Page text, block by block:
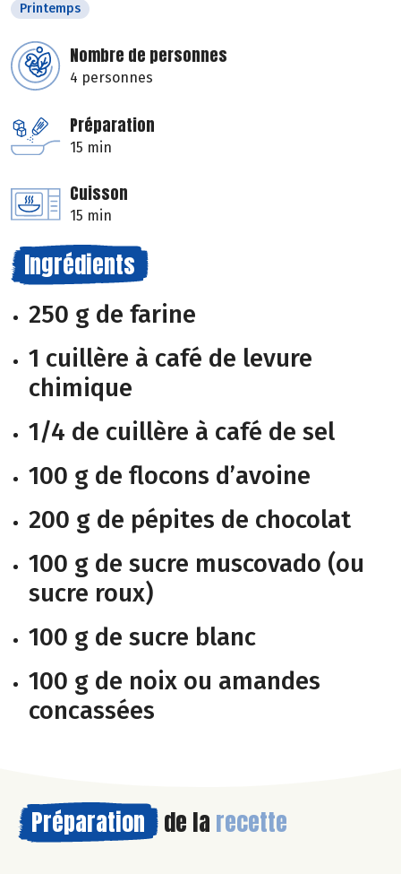
Printemps
Nombre de personnes
4 personnes
Préparation
15 min
Cuisson
15 min
Ingrédients
250 g de farine
1 cuillère à café de levure
chimique
1/4 de cuillère à café de sel
100 g de flocons d’avoine
200 g de pépites de chocolat
100 g de sucre muscovado (ou
sucre roux)
100 g de sucre blanc
100 g de noix ou amandes
concassées
Préparation de la recette